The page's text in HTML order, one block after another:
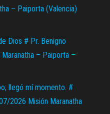
– Paiporta (Valencia)
Dios # Pr. Benigno
– Paiporta –
llegó mí momento. #
2026 Misión Maranatha